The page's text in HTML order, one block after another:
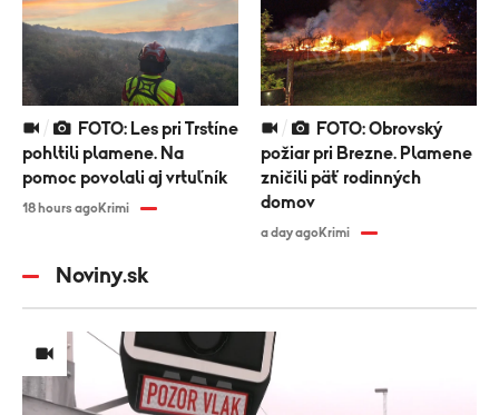
pohltili plamene. Na
pomoc povolali aj vrtuľník
18 hours agoKrimi
požiar pri Brezne. Plamene
zničili päť rodinných
domov
a day agoKrimi
Noviny.sk